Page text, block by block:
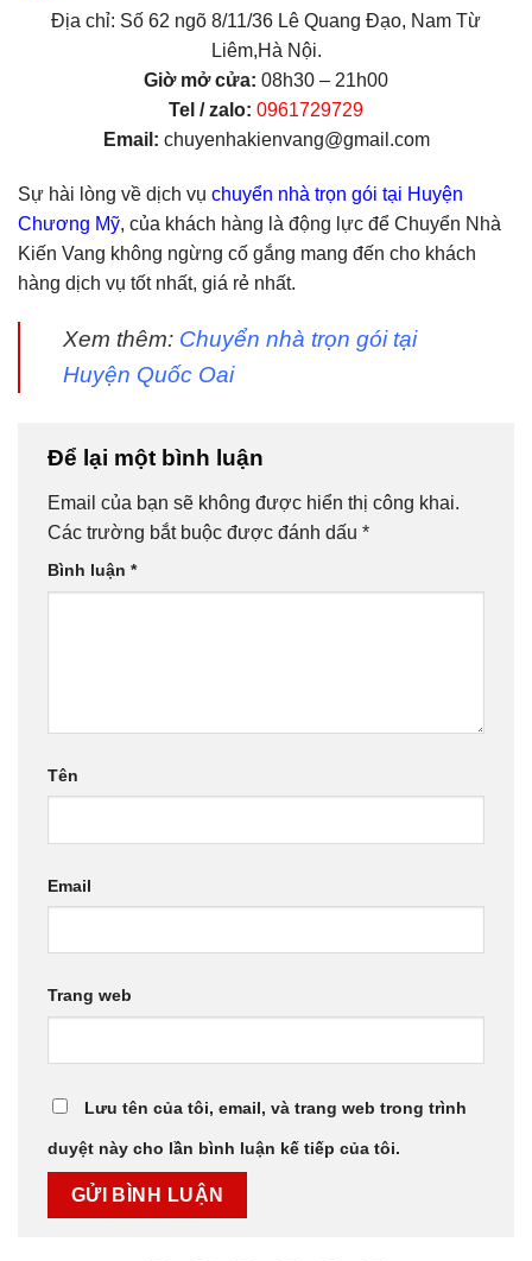
Địa chỉ: Số 62 ngõ 8/11/36 Lê Quang Đạo, Nam Từ
Liêm,Hà Nội.
Giờ mở cửa: 08h30 – 21h00
Tel / zalo: 0961729729
Email: chuyenhakienvang@gmail.com
Sự hài lòng về dịch vụ chuyển nhà trọn gói tại Huyện
Chương Mỹ, của khách hàng là động lực để Chuyển Nhà
Kiến Vang không ngừng cố gắng mang đến cho khách
hàng dịch vụ tốt nhất, giá rẻ nhất.
Xem thêm: Chuyển nhà trọn gói tại
Huyện Quốc Oai
Để lại một bình luận
Email của bạn sẽ không được hiển thị công khai.
Các trường bắt buộc được đánh dấu *
Bình luận *
Tên
Email
Trang web
Lưu tên của tôi, email, và trang web trong trình
duyệt này cho lần bình luận kế tiếp của tôi.